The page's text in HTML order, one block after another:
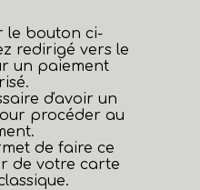
le bouton ci-
redirigé vers le
un paiement
d'avoir un
procéder au
de faire ce
de votre carte